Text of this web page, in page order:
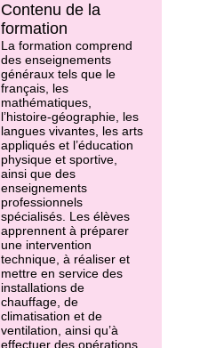
Contenu de la
formation
La formation comprend
des enseignements
généraux tels que le
français, les
mathématiques,
l’histoire-géographie, les
langues vivantes, les arts
appliqués et l’éducation
physique et sportive,
ainsi que des
enseignements
professionnels
spécialisés. Les élèves
apprennent à préparer
une intervention
technique, à réaliser et
mettre en service des
installations de
chauffage, de
climatisation et de
ventilation, ainsi qu’à
effectuer des opérations